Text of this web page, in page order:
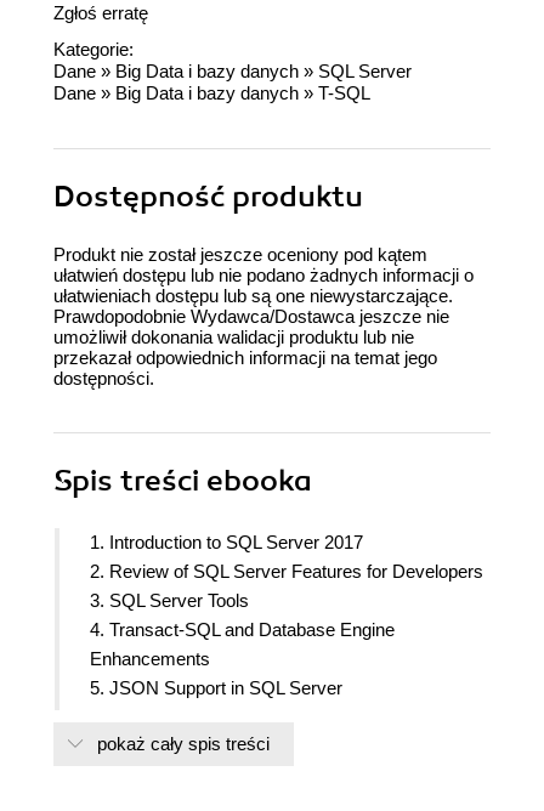
Zgłoś erratę
Kategorie:
Dane » Big Data i bazy danych » SQL Server
Dane » Big Data i bazy danych » T-SQL
Dostępność produktu
Produkt nie został jeszcze oceniony pod kątem
ułatwień dostępu lub nie podano żadnych informacji o
ułatwieniach dostępu lub są one niewystarczające.
Prawdopodobnie Wydawca/Dostawca jeszcze nie
umożliwił dokonania walidacji produktu lub nie
przekazał odpowiednich informacji na temat jego
dostępności.
Spis treści ebooka
1. Introduction to SQL Server 2017
2. Review of SQL Server Features for Developers
3. SQL Server Tools
4. Transact-SQL and Database Engine
Enhancements
5. JSON Support in SQL Server
7. Temporal Tables
pokaż cały spis treści